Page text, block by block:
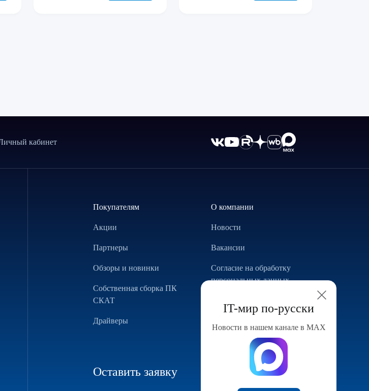
IT-мир по-русски
Новости в нашем канале в МАХ
кабинет
Покупателям
Акции
Партнеры
Обзоры и новинки
Собственная сборка ПК
СКАТ
Драйверы
О компании
Новости
Вакансии
Согласие на обработку
персональных данных
Конфигуратор компьютера
Оставить заявку